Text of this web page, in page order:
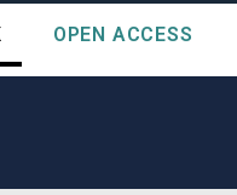
OPEN ACCESS